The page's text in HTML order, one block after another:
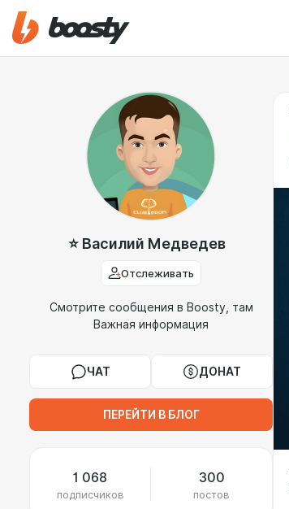
⭐️ Василий Медведев
Отслеживать
Смотрите сообщения в Boosty, там
Важная информация
ЧАТ ДОНАТ
ПЕРЕЙТИ В БЛОГ
1 068
подписчиков
300
постов